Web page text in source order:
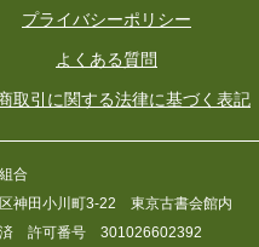
プライバシーポリシー
よくある質問
取引に関する法律に基づく表記
合
神田小川町3-22 東京古書会館内
済 許可番号 301026602392